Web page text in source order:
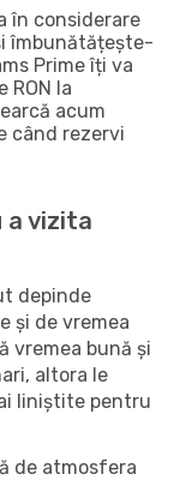
în considerare
îmbunătățește-
Prime îți va
RON la
acum
când rezervi
a vizita
depinde
și de vremea
vremea bună și
altora le
liniștite pentru
de atmosfera